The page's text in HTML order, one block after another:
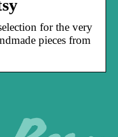
for the very
pieces from